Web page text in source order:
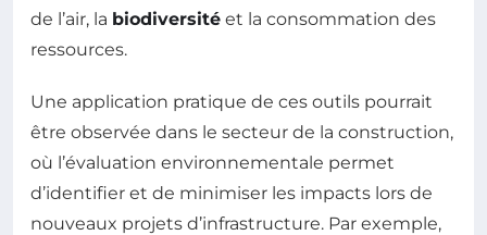
de l’air, la biodiversité et la consommation des
ressources.
Une application pratique de ces outils pourrait
être observée dans le secteur de la construction,
où l’évaluation environnementale permet
d’identifier et de minimiser les impacts lors de
nouveaux projets d’infrastructure. Par exemple,